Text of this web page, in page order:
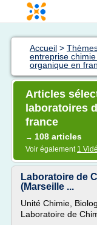
Accueil >
entreprise
organique en
Articles
laboratoires
france
→ 108 articles
Voir également 1
Laboratoire de
(Marseille ...
Unité Chimie,
Laboratoire de